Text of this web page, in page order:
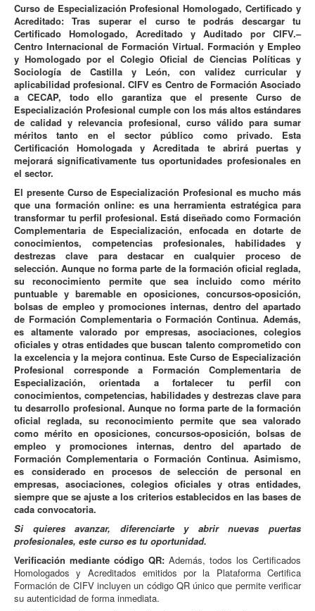
Curso de Especialización Profesional Homologado, Certificado y
Acreditado: Tras superar el curso te podrás descargar tu
Certificado Homologado, Acreditado y Auditado por CIFV.–
Centro Internacional de Formación Virtual. Formación y Empleo
y Homologado por el Colegio Oficial de Ciencias Políticas y
Sociología de Castilla y León, con validez curricular y
aplicabilidad profesional. CIFV es Centro de Formación Asociado
a CECAP, todo ello garantiza que el presente Curso de
Especialización Profesional cumple con los más altos estándares
de calidad y relevancia profesional, curso válido para sumar
méritos tanto en el sector público como privado. Esta
Certificación Homologada y Acreditada te abrirá puertas y
mejorará significativamente tus oportunidades profesionales en
el sector.
El presente Curso de Especialización Profesional es mucho más
que una formación online: es una herramienta estratégica para
transformar tu perfil profesional. Está diseñado como Formación
Complementaria de Especialización, enfocada en dotarte de
conocimientos, competencias profesionales, habilidades y
destrezas clave para destacar en cualquier proceso de
selección. Aunque no forma parte de la formación oficial reglada,
su reconocimiento permite que sea incluido como mérito
puntuable y baremable en oposiciones, concursos-oposición,
bolsas de empleo y promociones internas, dentro del apartado
de Formación Complementaria o Formación Continua. Además,
es altamente valorado por empresas, asociaciones, colegios
oficiales y otras entidades que buscan talento comprometido con
la excelencia y la mejora continua. Este Curso de Especialización
Profesional corresponde a Formación Complementaria de
Especialización, orientada a fortalecer tu perfil con
conocimientos, competencias, habilidades y destrezas clave para
tu desarrollo profesional. Aunque no forma parte de la formación
oficial reglada, su reconocimiento permite que sea valorado
como mérito en oposiciones, concursos-oposición, bolsas de
empleo y promociones internas, dentro del apartado de
Formación Complementaria o Formación Continua. Asimismo,
es considerado en procesos de selección de personal en
empresas, asociaciones, colegios oficiales y otras entidades,
siempre que se ajuste a los criterios establecidos en las bases de
cada convocatoria.
Si quieres avanzar, diferenciarte y abrir nuevas puertas
profesionales, este curso es tu oportunidad.
Verificación mediante código QR: Además, todos los Certificados
Homologados y Acreditados emitidos por la Plataforma Certifica
Formación de CIFV incluyen un código QR único que permite verificar
su autenticidad de forma inmediata.